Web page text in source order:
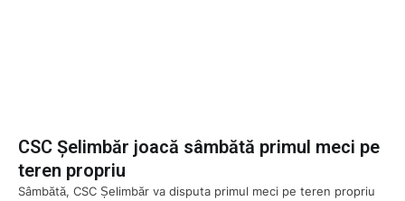
CSC Șelimbăr joacă sâmbătă primul meci pe
teren propriu
Sâmbătă, CSC Șelimbăr va disputa primul meci pe teren propriu